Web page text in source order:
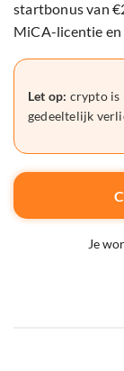
startbonus van
MiCA-licentie en
Let op: crypto is
gedeeltelijk
Je